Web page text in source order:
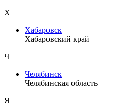
Х
Хабаровск
Хабаровский край
Ч
Челябинск
Челябинская область
Я